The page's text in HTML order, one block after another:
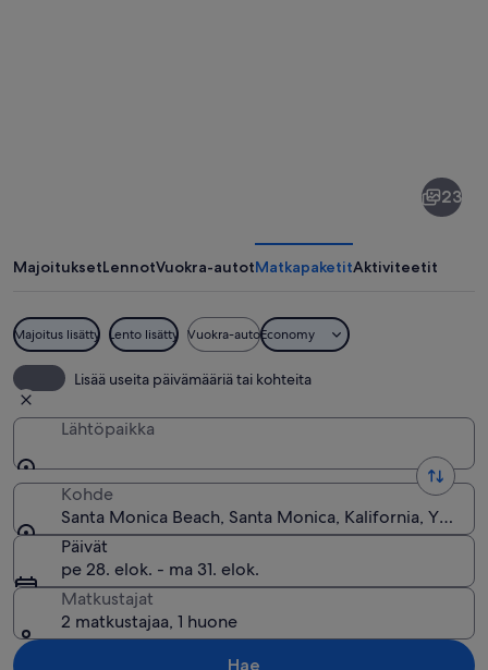
23
MajoituksetLennotVuokra-autotMatkapaketitAktiviteetit
Majoitus lisätty Lento lisätty Vuokra-autoEconomy
Lisää useita päivämääriä tai kohteita
Lähtöpaikka
Kohde
Santa Monica Beach, Santa Monica, Kalifornia,
Päivät
pe 28. elok. - ma 31. elok.
Matkustajat
2 matkustajaa, 1 huone
Hae